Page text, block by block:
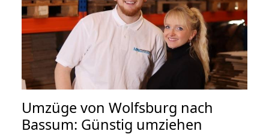
Umzüge von Wolfsburg nach
Bassum: Günstig umziehen